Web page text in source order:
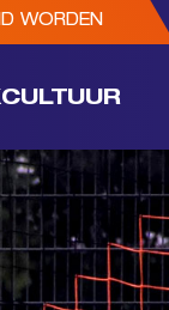
WORDEN
CULTUUR